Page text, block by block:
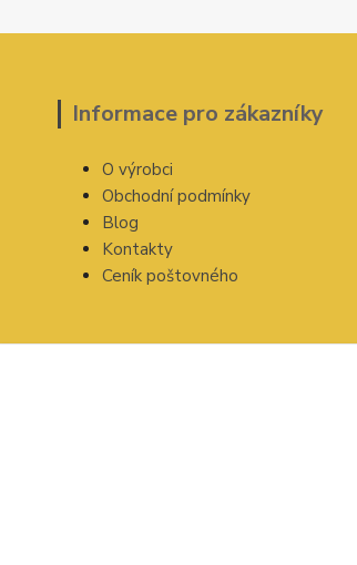
Informace pro zákazníky
O výrobci
Obchodní podmínky
Blog
Kontakty
Ceník poštovného